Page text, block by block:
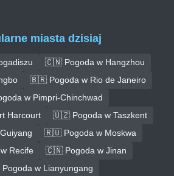
miasta dzisiaj
🇨🇳 Pogoda w Hangzhou
🇧🇷 Pogoda w Rio de Janeiro
w Pimpri-Chinchwad
Harcourt
🇺🇿 Pogoda w Taszkent
🇷🇺 Pogoda w Moskwa
Recife
🇨🇳 Pogoda w Jinan
w Lianyungang